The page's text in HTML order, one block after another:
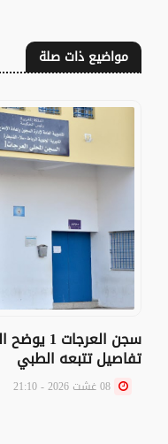
مواضيع ذات صلة
سجن
تفاصيل تتبعه الطبي